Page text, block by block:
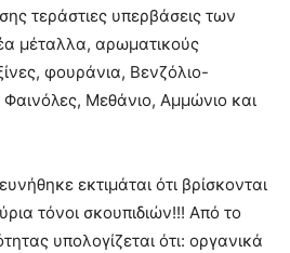
τεράστιες υπερβάσεις των
μέταλλα, αρωματικούς
φουράνια, Βενζόλιο-
Μεθάνιο, Αμμώνιο και
εκτιμάται ότι βρίσκονται
τόνοι σκουπιδιών!!! Από το
υπολογίζεται ότι: οργανικά